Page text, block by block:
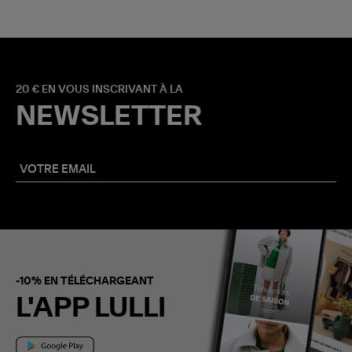
20 € EN VOUS INSCRIVANT À LA
NEWSLETTER
-10% EN TÉLÉCHARGEANT
L'APP LULLI